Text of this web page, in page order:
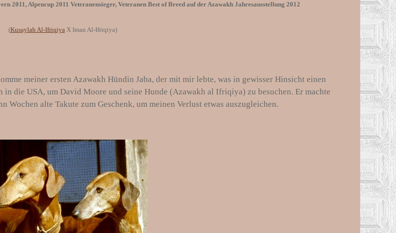
2011, Alpencup 2011 Veteranensieger, Veteranen Best of Breed auf der Azawakh Jahresausstellung 2012
(Kusaylah Al-Ifriqiya X Iman Al-Ifriqiya)
meiner ersten Azawakh Hündin Jaba, der mit mir lebte, was in gewisser Hinsicht einen
die USA, um David Moore und seine Hunde (Azawakh al Ifriqiya) zu besuchen. Er machte
Wochen alte Takute zum Geschenk, um meinen Verlust etwas auszugleichen.